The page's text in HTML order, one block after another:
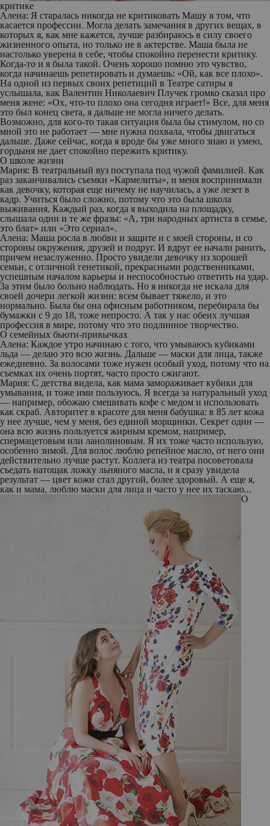
критике
Алена: Я старалась никогда не критиковать Машу в том, что
касается профессии. Могла делать замечания в других вещах, в
которых я, как мне кажется, лучше разбираюсь в силу своего
жизненного опыта, но только не в актерстве. Маша была не
настолько уверена в себе, чтобы спокойно перенести критику.
Когда-то и я была такой. Очень хорошо помню это чувство,
когда начинаешь репетировать и думаешь: «Ой, как все плохо».
На одной из первых своих репетиций в Театре сатиры я
услышала, как Валентин Николаевич Плучек громко сказал про
меня жене: «Ох, что-то плохо она сегодня играет!» Все, для меня
это был конец света, я дальше не могла ничего делать.
Возможно, для кого-то такая ситуация была бы стимулом, но со
мной это не работает — мне нужна похвала, чтобы двигаться
дальше. Даже сейчас, когда я вроде бы уже много знаю и умею,
гордыня не дает спокойно пережить критику.
О школе жизни
Мария: В театральный вуз поступала под чужой фамилией. Как
раз заканчивались съемки «Кармелиты», и меня воспринимали
как девочку, которая еще ничему не научилась, а уже лезет в
кадр. Учиться было сложно, потому что это была школа
выживания. Каждый раз, когда я выходила на площадку,
слышала одни и те же фразы: «А, три народных артиста в семье,
это блат» или «Это сериал».
Алена: Маша росла в любви и защите и с моей стороны, и со
стороны окружения, друзей и подруг. И вдруг ее начали ранить,
причем незаслуженно. Просто увидели девочку из хорошей
семьи, с отличной генетикой, прекрасными родственниками,
успешным началом карьеры и неспособностью ответить на удар.
За этим было больно наблюдать. Но я никогда не искала для
своей дочери легкой жизни: всем бывает тяжело, и это
нормально. Была бы она офисным работником, перебирала бы
бумажки с 9 до 18, тоже непросто. А так у нас обеих лучшая
профессия в мире, потому что это подлинное творчество.
О семейных бьюти-привычках
Алена: Каждое утро начинаю с того, что умываюсь кубиками
льда — делаю это всю жизнь. Дальше — маски для лица, также
ежедневно. За волосами тоже нужен особый уход, потому что на
съемках их очень портят, часто просто сжигают.
Мария: С детства видела, как мама замораживает кубики для
умывания, и тоже ими пользуюсь. Я всегда за натуральный уход
— например, обожаю смешивать кофе с медом и использовать
как скраб. Авторитет в красоте для меня бабушка: в 85 лет кожа
у нее лучше, чем у меня, без единой морщинки. Секрет один —
она всю жизнь пользуется жирным кремом, например,
спермацетовым или ланолиновым. Я их тоже часто использую,
особенно зимой. Для волос люблю репейное масло, от него они
действительно лучше растут. Коллега из театра посоветовала
съедать натощак ложку льняного масла, и я сразу увидела
результат — цвет кожи стал другой, более здоровый. А еще я,
как и мама, люблю маски для лица и часто у нее их таскаю...
О